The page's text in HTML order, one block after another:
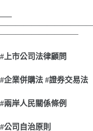
—–
——————————
#上市公司法律顧問
#企業併購法 #證券交易法
#兩岸人民關係條例
#公司自治原則